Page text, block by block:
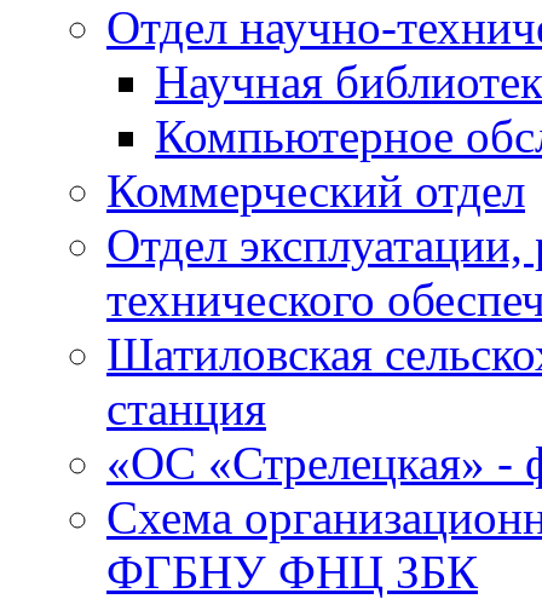
Отдел научно-
Научная
Компьютерное
Коммерческий отдел
Отдел
технического
Шатиловская
станция
«ОС «Стрелецкая»
Схема
ФГБНУ ФНЦ ЗБК